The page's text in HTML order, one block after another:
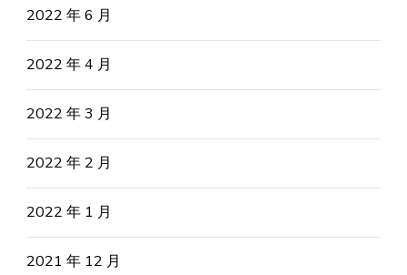
2022 年 6 月
2022 年 4 月
2022 年 3 月
2022 年 2 月
2022 年 1 月
2021 年 12 月